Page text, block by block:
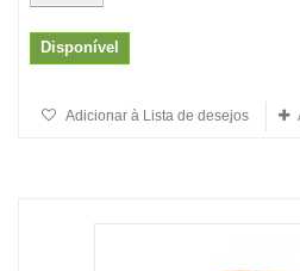
Disponível
Adicionar à Lista de desejos